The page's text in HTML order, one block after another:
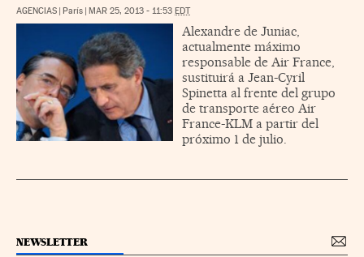
AGENCIAS | París | MAR 25, 2013 - 11:53 EDT
Alexandre de Juniac,
actualmente máximo
responsable de Air France,
sustituirá a Jean-Cyril
Spinetta al frente del grupo
de transporte aéreo Air
France-KLM a partir del
próximo 1 de julio.
NEWSLETTER